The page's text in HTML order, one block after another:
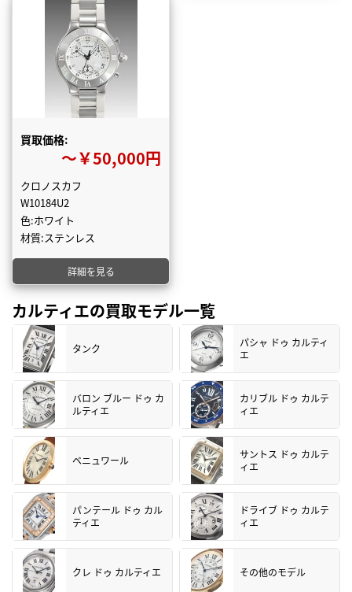
買取価格:
〜￥50,000円
クロノスカフ
W10184U2
色:ホワイト
材質:ステンレス
詳細を見る
カルティエの買取モデル一覧
タンク
パシャ ドゥ カルティ
エ
バロン ブルー ドゥ カ
ルティエ
カリブル ドゥ カルテ
ィエ
ベニュワール
サントス ドゥ カルテ
ィエ
パンテール ドゥ カル
ティエ
ドライブ ドゥ カルテ
ィエ
クレ ドゥ カルティエ その他のモデル